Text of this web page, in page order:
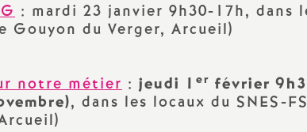
: mardi 23 janvier 9h30-17h, dans
Gouyon du Verger, Arcueil)
notre métier : jeudi 1 er février
, dans les locaux du SNES-